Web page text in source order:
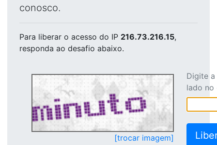
conosco.
Para liberar o acesso do IP 216.73.216.15,
responda ao desafio abaixo.
[trocar imagem]
Digite
lado no